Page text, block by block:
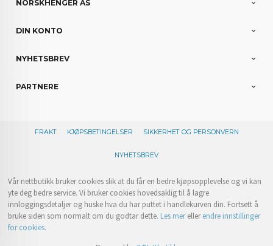
NORSKHENGER AS
DIN KONTO
NYHETSBREV
PARTNERE
FRAKT KJØPSBETINGELSER SIKKERHET OG PERSONVERN
NYHETSBREV
Vår nettbutikk bruker cookies slik at du får en bedre kjøpsopplevelse og vi kan
yte deg bedre service. Vi bruker cookies hovedsaklig til å lagre
innloggingsdetaljer og huske hva du har puttet i handlekurven din. Fortsett å
bruke siden som normalt om du godtar dette. Les merellerendre innstillinger
for cookies.